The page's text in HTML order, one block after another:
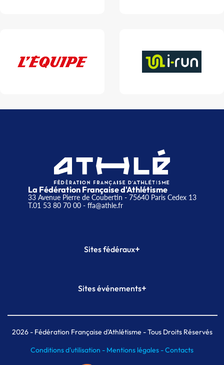
La Fédération Française d'Athlétisme
33 Avenue Pierre de Coubertin - 75640 Paris Cedex 13
T.01 53 80 70 00- ffa@athle.fr
Sites fédéraux+
Plateforme Formation
Sites événements+
Meeting de Paris indoor
MAIF Ekiden de Paris
2026- Fédération Française d'Athlétisme - Tous Droits Réservés
Conditions d'utilisation - Mentions légales -Contacts